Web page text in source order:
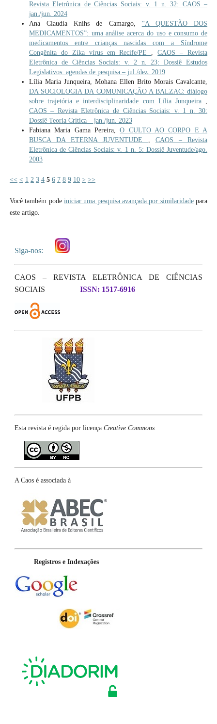
Revista Eletrônica de Ciências Sociais: v. 1 n. 32: CAOS –
jan./jun. 2024
Ana Claudia Knihs de Camargo, “A QUESTÃO DOS
MEDICAMENTOS”: uma análise acerca do uso e consumo de
medicamentos entre crianças nascidas com a Síndrome
Congênita do Zika vírus em Recife/PE ,CAOS – Revista
Eletrônica de Ciências Sociais: v. 2 n. 23: Dossiê Estudos
Legislativos: agendas de pesquisa – jul./dez. 2019
Lília Maria Junqueira, Mohana Ellen Brito Morais Cavalcante,
DA SOCIOLOGIA DA COMUNICAÇÃO A BALZAC: diálogo
sobre trajetória e interdisciplinaridade com Lília Junqueira ,
CAOS – Revista Eletrônica de Ciências Sociais: v. 1 n. 30:
Dossiê Teoria Crítica – jan./jun. 2023
Fabiana Maria Gama Pereira,O CULTO AO CORPO E A
BUSCA DA ETERNA JUVENTUDE , CAOS – Revista
Eletrônica de Ciências Sociais: v. 1 n. 5: Dossiê Juventude/ago.
2003
<< < 1 2 3 4 5 6 7 8 9 10 > >>
Você também pode iniciar uma pesquisa avançada por similaridadepara
este artigo.
Siga-nos:
CAOS – REVISTA ELETRÔNICA DE CIÊNCIAS
SOCIAIS
ISSN: 1517-6916
Esta revista é regida por licença Creative Commons
A Caos é associada à
Registros e Indexações